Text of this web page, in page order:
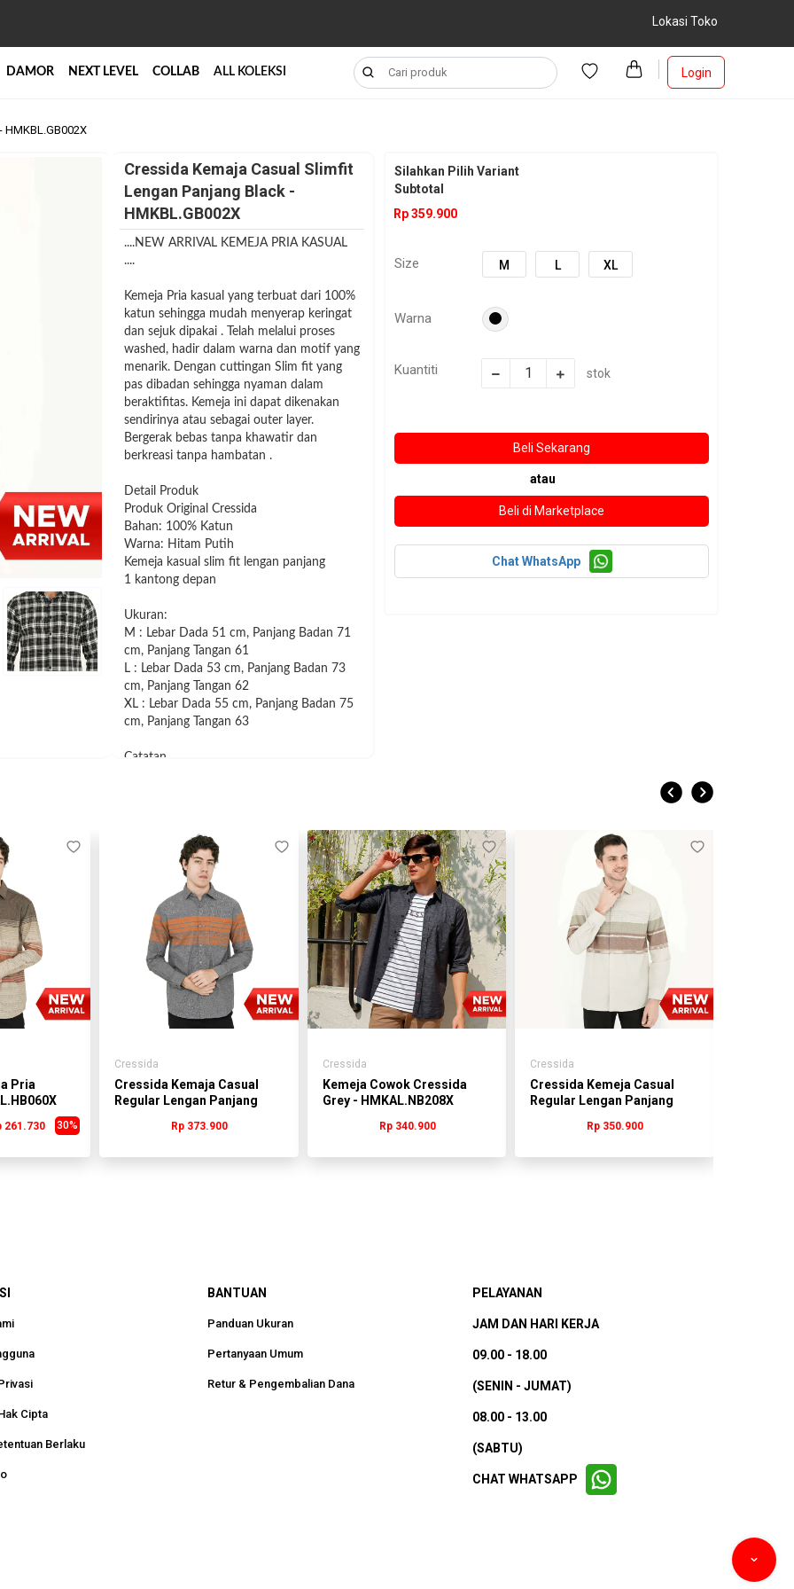
Lokasi Toko
DAMOR NEXT LEVEL COLLAB ALL KOLEKSI Login
Cressida Kemaja Casual Slimfit
Lengan Panjang Black -
HMKBL.GB002X
....NEW ARRIVAL KEMEJA PRIA KASUAL
....
Kemeja Pria kasual yang terbuat dari 100%
katun sehingga mudah menyerap keringat
dan sejuk dipakai . Telah melalui proses
washed, hadir dalam warna dan motif yang
menarik. Dengan cuttingan Slim fit yang
pas dibadan sehingga nyaman dalam
beraktifitas. Kemeja ini dapat dikenakan
sendirinya atau sebagai outer layer.
Bergerak bebas tanpa khawatir dan
berkreasi tanpa hambatan .
Detail Produk
Produk Original Cressida
Bahan: 100% Katun
Warna: Hitam Putih
Kemeja kasual slim fit lengan panjang
1 kantong depan
Ukuran:
M : Lebar Dada 51 cm, Panjang Badan 71
cm, Panjang Tangan 61
L : Lebar Dada 53 cm, Panjang Badan 73
cm, Panjang Tangan 62
XL : Lebar Dada 55 cm, Panjang Badan 75
cm, Panjang Tangan 63
Catatan
dikarenakan faktor cahaya pada
pengamblian gambar ataupun pada kondisi
yang digunakan untuk melihat gambar
3. Disarankan sebelum order check stock
dulu ke admin :)
Silahkan Pilih Variant
Subtotal
Rp 359.900
Size M L XL
Warna
Kuantiti stok
atau
Chat WhatsApp
Pria
30%
261.730
Cressida
Cressida Kemaja Casual
Regular Lengan Panjang
Rp 373.900
Cressida
Kemeja Cowok Cressida
Grey - HMKAL.NB208X
Rp 340.900
Cressida
Cressida Kemeja Casual
Regular Lengan Panjang
Rp 350.900
Cipta
Berlaku
BANTUAN
Panduan Ukuran
Pertanyaan Umum
Retur & Pengembalian Dana
PELAYANAN
JAM DAN HARI KERJA
09.00 - 18.00
(SENIN - JUMAT)
08.00 - 13.00
(SABTU)
CHAT WHATSAPP